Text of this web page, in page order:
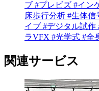
ブ #プレビズ #イン
床歩行分析 #生体信
イブ #デジタル試作
ラVFX #光学式 #全
関連サービス